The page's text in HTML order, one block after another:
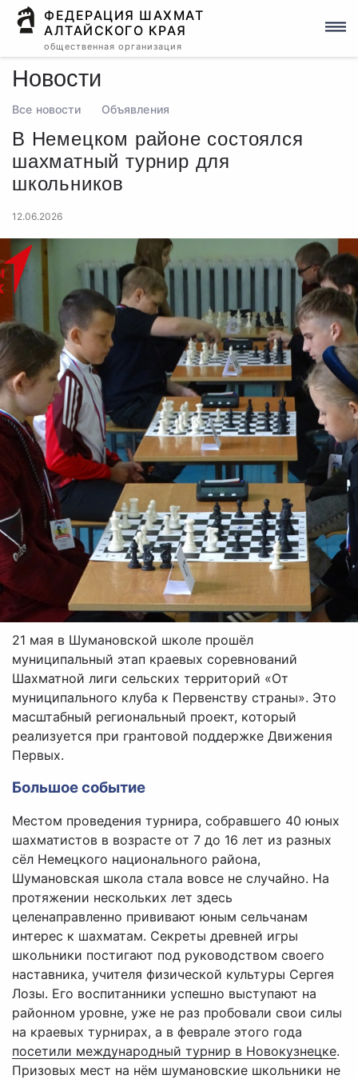
ФЕДЕРАЦИЯ ШАХМАТ
АЛТАЙСКОГО КРАЯ
общественная организация
Новости
Все новости Объявления
В Немецком районе состоялся
шахматный турнир для
школьников
12.06.2026
21 мая в Шумановской школе прошёл
муниципальный этап краевых соревнований
Шахматной лиги сельских территорий «От
муниципального клуба к Первенству страны». Это
масштабный региональный проект, который
реализуется при грантовой поддержке Движения
Первых.
Большое событие
Местом проведения турнира, собравшего 40 юных
шахматистов в возрасте от 7 до 16 лет из разных
сёл Немецкого национального района,
Шумановская школа стала вовсе не случайно. На
протяжении нескольких лет здесь
целенаправленно прививают юным сельчанам
интерес к шахматам. Секреты древней игры
школьники постигают под руководством своего
наставника, учителя физической культуры Сергея
Лозы. Его воспитанники успешно выступают на
районном уровне, уже не раз пробовали свои силы
на краевых турнирах, а в феврале этого года
посетили международный турнир в Новокузнецке.
Призовых мест на нём шумановские школьники не